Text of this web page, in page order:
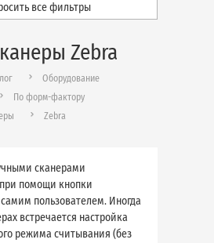
все фильтры
Zebra
Оборудование
По форм-фактору
Zebra
сканерами
помощи кнопки
пользователем. Иногда
встречается настройка
режима считывания (без